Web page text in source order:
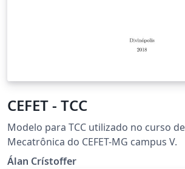
CEFET - TCC
Modelo para TCC utilizado no curso
Mecatrônica do CEFET-MG campus V.
Álan Crístoffer